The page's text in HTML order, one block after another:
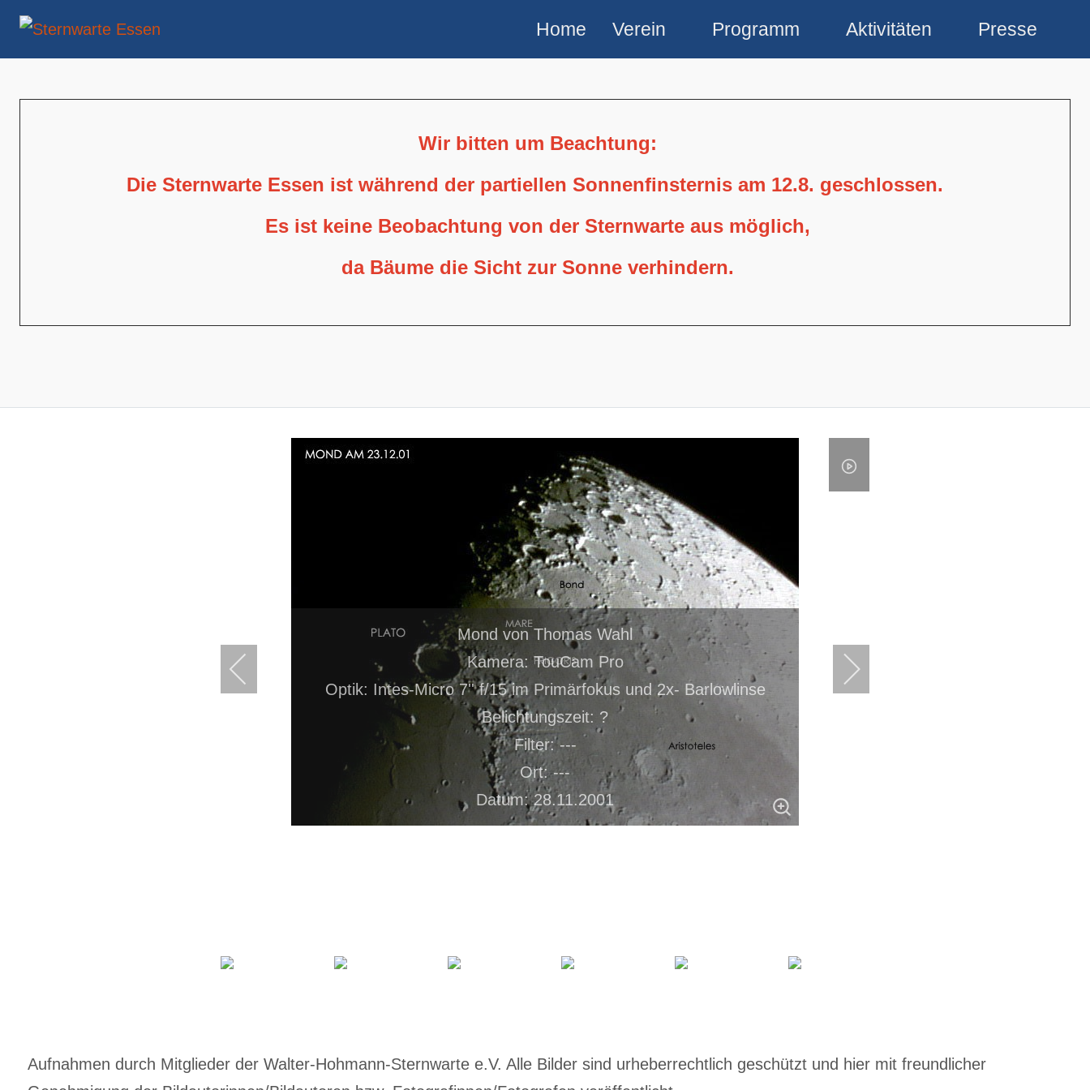
Home Verein Programm Aktivitäten Presse
Wir bitten um Beachtung:
Die Sternwarte Essen ist während der partiellen Sonnenfinsternis am 12.8. geschlossen.
Es ist keine Beobachtung von der Sternwarte aus möglich,
da Bäume die Sicht zur Sonne verhindern.
Mond von Thomas Wahl
Kamera: TouCam Pro
Optik: Intes-Micro 7'' f/15 im Primärfokus und 2x- Barlowlinse
Belichtungszeit: ?
Filter: ---
Ort: ---
Datum: 28.11.2001
Aufnahmen durch Mitglieder der Walter-Hohmann-Sternwarte e.V. Alle Bilder sind urheberrechtlich geschützt und hier mit freundlicher